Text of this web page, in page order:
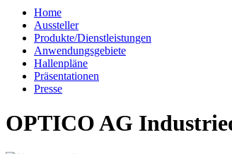
Home
Aussteller
Produkte/Dienstleistungen
Anwendungsgebiete
Hallenpläne
Präsentationen
Presse
OPTICO AG